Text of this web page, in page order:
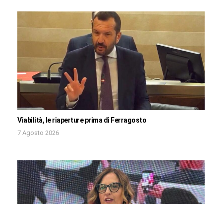
Viabilità, le riaperture prima di Ferragosto
7 Agosto 2026